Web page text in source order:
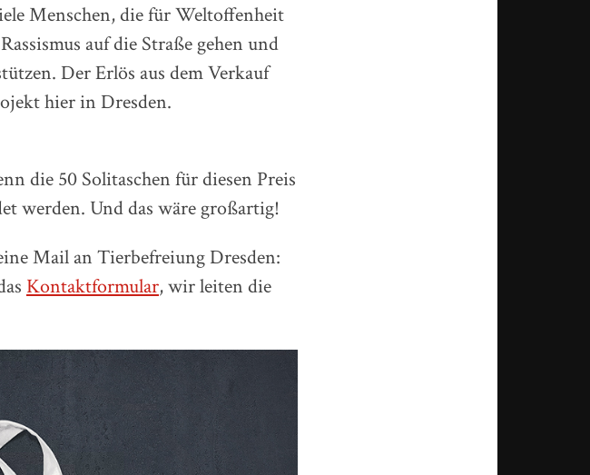
Menschen, die für Weltoffenheit
auf die Straße gehen und
Der Erlös aus dem Verkauf
hier in Dresden.
die 50 Solitaschen für diesen Preis
werden. Und das wäre großartig!
Mail an Tierbefreiung Dresden:
Kontaktformular, wir leiten die